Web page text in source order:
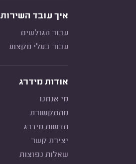
איך עובד השירות
עבור הגולשים
עבור בעלי מקצוע
אודות מידרג
מי אנחנו
מהתקשורת
חדשות מידרג
יצירת קשר
שאלות נפוצות